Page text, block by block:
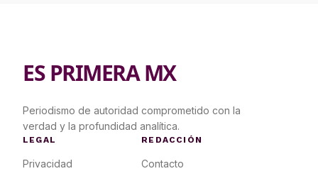
ES PRIMERA MX
Periodismo de autoridad comprometido con la
verdad y la profundidad analítica.
LEGAL
Privacidad
REDACCIÓN
Contacto